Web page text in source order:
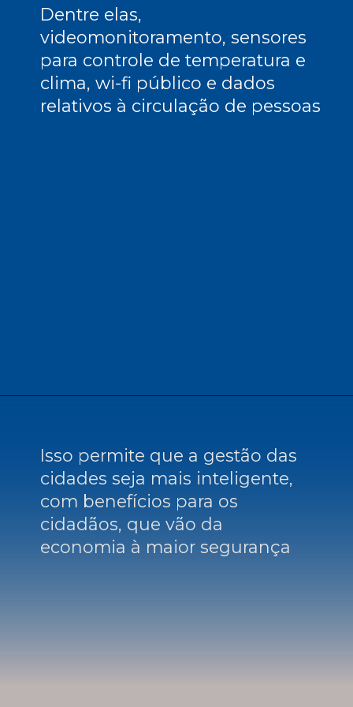
Dentre elas,
videomonitoramento, sensores
para controle de temperatura e
clima, wi-fi público e dados
relativos à circulação de pessoas
Isso permite que a gestão das
cidades seja mais inteligente,
com benefícios para os
cidadãos, que vão da
economia à maior segurança